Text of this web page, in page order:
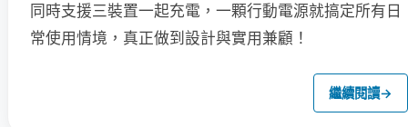
同時支援三裝置一起充電，一顆行動電源就搞定所有日
常使用情境，真正做到設計與實用兼顧！
繼續閱讀→